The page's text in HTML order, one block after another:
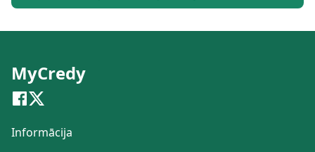
MyCredy
Informācija